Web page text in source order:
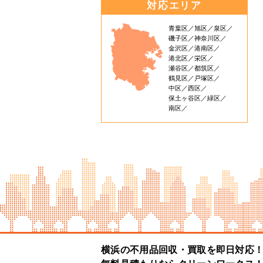
対応エリア
青葉区 旭区
泉区
磯子区
神奈川区
金沢区
港南区
港北区
栄区
瀬谷区
都筑区
鶴見区
戸塚区
中区
西区
保土ヶ谷区
緑区
南区
横浜の不用品回収・買取を即日対応